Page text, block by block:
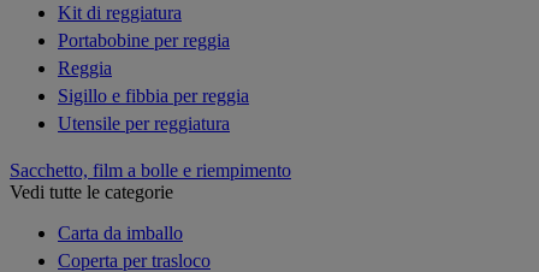
Kit di reggiatura
Portabobine per reggia
Reggia
Sigillo e fibbia per reggia
Utensile per reggiatura
Sacchetto, film a bolle e riempimento
Vedi tutte le categorie
Carta da imballo
Coperta per trasloco